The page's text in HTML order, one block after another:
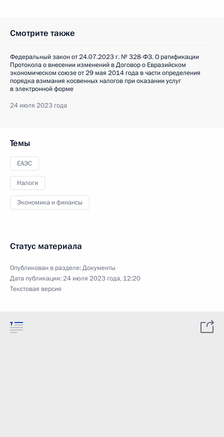
Смотрите также
Федеральный закон от 24.07.2023 г. № 328-ФЗ. О ратификации
Протокола о внесении изменений в Договор о Евразийском
экономическом союзе от 29 мая 2014 года в части определения
порядка взимания косвенных налогов при оказании услуг
в электронной форме
24 июля 2023 года
Темы
ЕАЭС
Налоги
Экономика и финансы
Статус материала
Опубликован в разделе:Документы
Дата публикации:24 июля 2023 года, 12:20
Текстовая версия